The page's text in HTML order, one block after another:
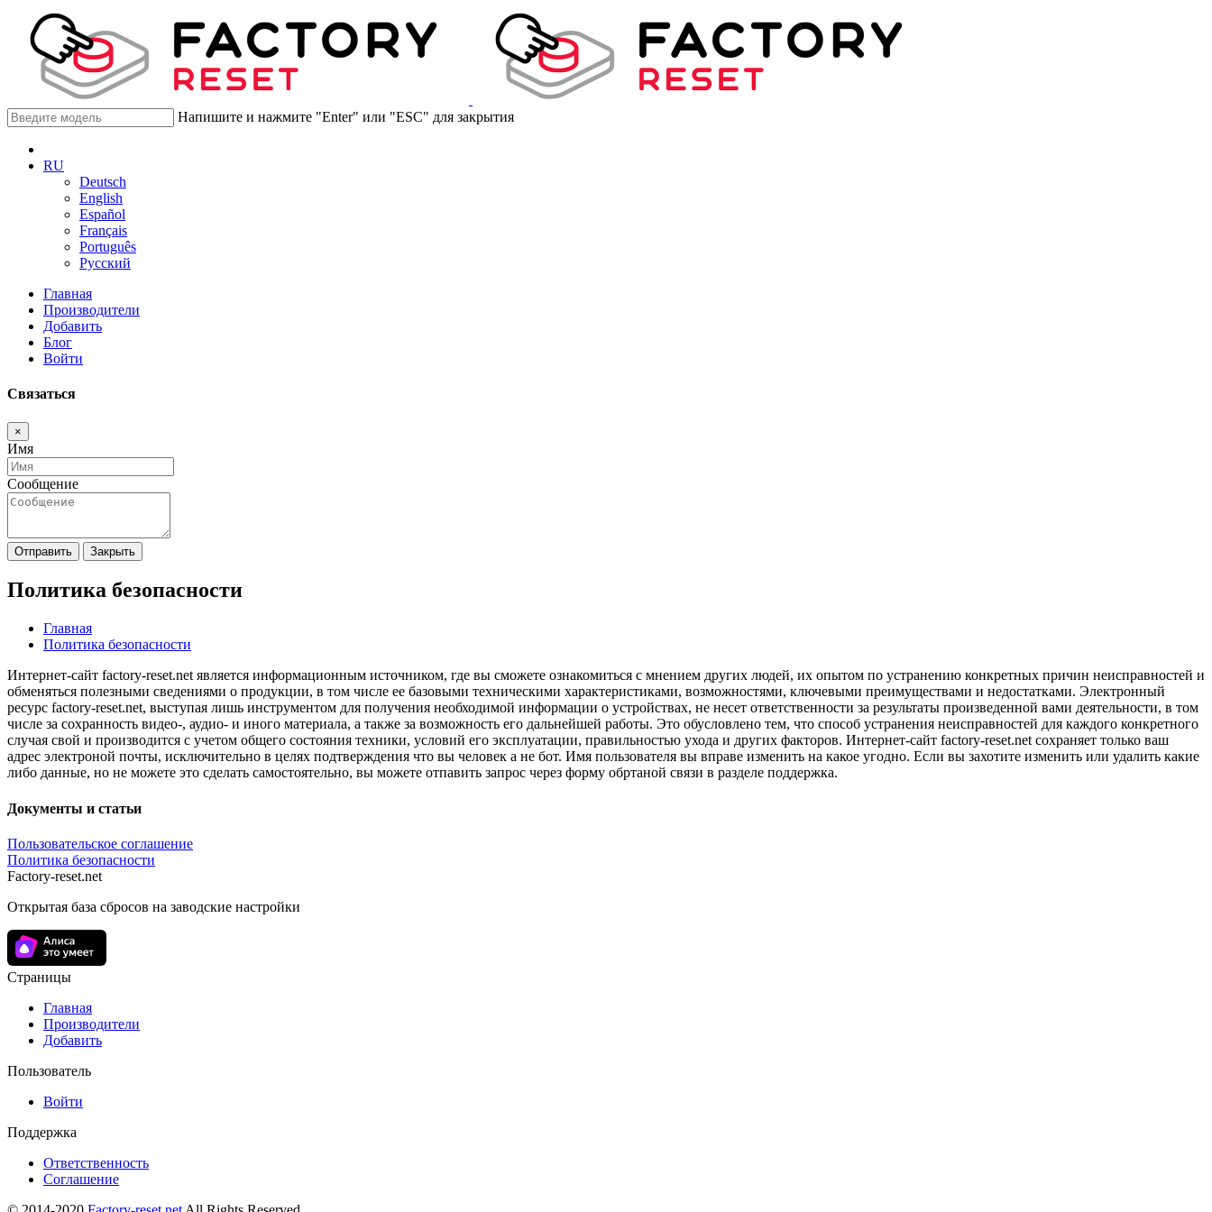
Напишите и нажмите "Enter" или "ESC" для закрытия
RU
Deutsch
English
Español
Français
Português
Русский
Главная
Производители
Добавить
Блог
Войти
Связаться
×
Имя
Сообщение
Отправить Закрыть
Политика безопасности
Главная
Политика безопасности
Интернет-сайт factory-reset.net является информационным источником, где вы сможете ознакомиться с мнением других людей, их опытом по устранению конкретных причин неисправностей и
обменяться полезными сведениями о продукции, в том числе ее базовыми техническими характеристиками, возможностями, ключевыми преимуществами и недостатками. Электронный
ресурс factory-reset.net, выступая лишь инструментом для получения необходимой информации о устройствах, не несет ответственности за результаты произведенной вами деятельности, в том
числе за сохранность видео-, аудио- и иного материала, а также за возможность его дальнейшей работы. Это обусловлено тем, что способ устранения неисправностей для каждого конкретного
случая свой и производится с учетом общего состояния техники, условий его эксплуатации, правильностью ухода и других факторов. Интернет-сайт factory-reset.net сохраняет только ваш
адрес электроной почты, исключительно в целях подтверждения что вы человек а не бот. Имя пользователя вы вправе изменить на какое угодно. Если вы захотите изменить или удалить какие
либо данные, но не можете это сделать самостоятельно, вы можете отпавить запрос через форму обртаной связи в разделе поддержка.
Документы и статьи
Пользовательское соглашение
Политика безопасности
Factory-reset.net
Открытая база сбросов на заводские настройки
Страницы
Главная
Производители
Добавить
Пользователь
Войти
Поддержка
Ответственность
Соглашение